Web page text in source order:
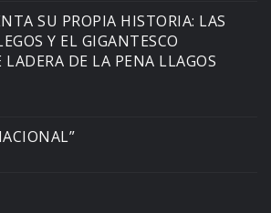
SU PROPIA HISTORIA: LAS
Y EL GIGANTESCO
DE LA PENA LLAGOS